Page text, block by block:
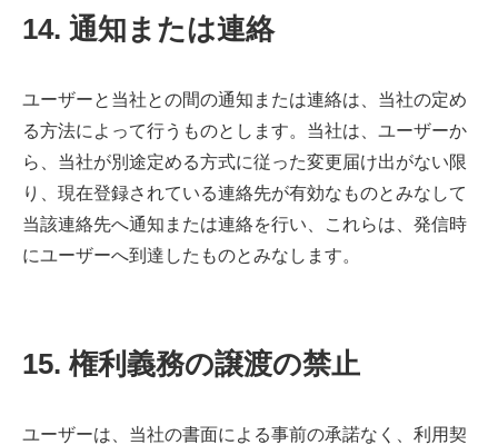
14. 通知または連絡
ユーザーと当社との間の通知または連絡は、当社の定め
る方法によって行うものとします。当社は、ユーザーか
ら、当社が別途定める方式に従った変更届け出がない限
り、現在登録されている連絡先が有効なものとみなして
当該連絡先へ通知または連絡を行い、これらは、発信時
にユーザーへ到達したものとみなします。
15. 権利義務の譲渡の禁止
ユーザーは、当社の書面による事前の承諾なく、利用契